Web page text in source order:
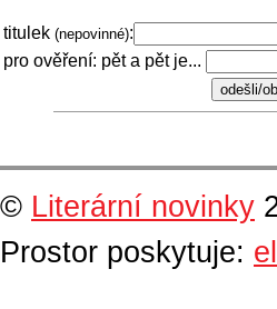
titulek (nepovinné):
pro ověření: pět a pět je...
© Literární novinky
Prostor poskytuje: